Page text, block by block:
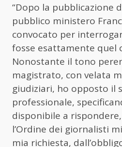
“Dopo la pubblicazione
pubblico ministero
convocato per
fosse esattamente quel
Nonostante il tono
magistrato, con velata
giudiziari, ho opposto il
professionale,
disponibile a
l’Ordine dei giornalisti
mia richiesta,